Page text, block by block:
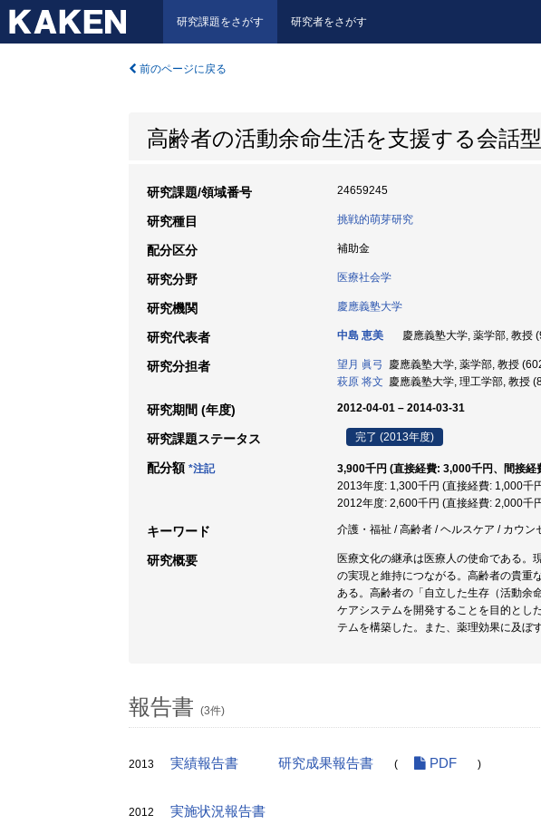
研究課題をさがす 研究者をさがす
前のページに戻る
高齢者の活動余命生活を支援する会話
研究課題/領域番号 24659245
研究種目 挑戦的萌芽研究
配分区分 補助金
研究分野 医療社会学
研究機関 慶應義塾大学
研究代表者 中島 恵美 慶應義塾大学, 薬学部, 教授
研究分担者 望月 眞弓
慶應義塾大学, 薬学部, 教授
萩原 将文 慶應義塾大学, 理工学部, 教授
研究期間 (年度) 2012-04-01 – 2014-03-31
研究課題ステータス 完了 (2013年度)
配分額 *注記
3,900千円 (直接経費: 3,000千円、間接経
2013年度: 1,300千円 (直接経費: 1,000千
2012年度: 2,600千円 (直接経費: 2,000千
キーワード 介護・福祉 / 高齢者 / ヘルスケア / カウ
研究概要
医療文化の継承は医療人の使命である。
の実現と維持につながる。高齢者の貴重
ある。高齢者の「自立した生存（活動余
ケアシステムを開発することを目的とし
テムを構築した。また、薬理効果に及ぼ
報告書 (3件)
2013 実績報告書 研究成果報告書 ( PDF )
2012 実施状況報告書